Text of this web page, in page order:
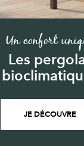
Un confort
Les
JE DÉCOUVRE